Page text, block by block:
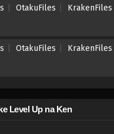
OtakuFiles KrakenFiles
OtakuFiles KrakenFiles
Level Up na Ken